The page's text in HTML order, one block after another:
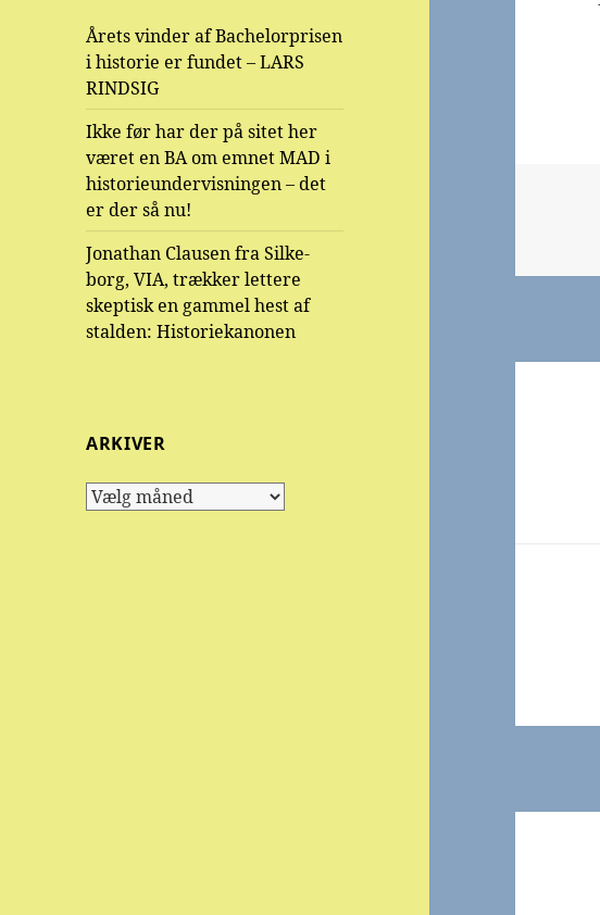
Årets vinder af Bachelorprisen
i historie er fundet – LARS
RINDSIG
Ikke før har der på sitet her
været en BA om emnet MAD i
historieundervisningen – det
er der så nu!
Jonathan Clausen fra Silke-
borg, VIA, trækker lettere
skeptisk en gammel hest af
stalden: Historiekanonen
ARKIVER
Arkiver